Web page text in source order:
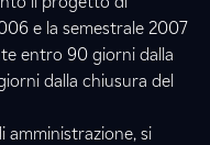
e la semestrale 2007
entro 90 giorni dalla
dalla chiusura del
amministrazione, si